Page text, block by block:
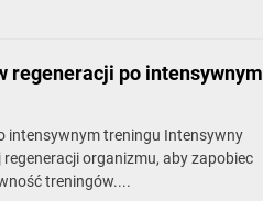
regeneracji po intensywnym
intensywnym treningu Intensywny
organizmu, aby zapobiec
treningów....